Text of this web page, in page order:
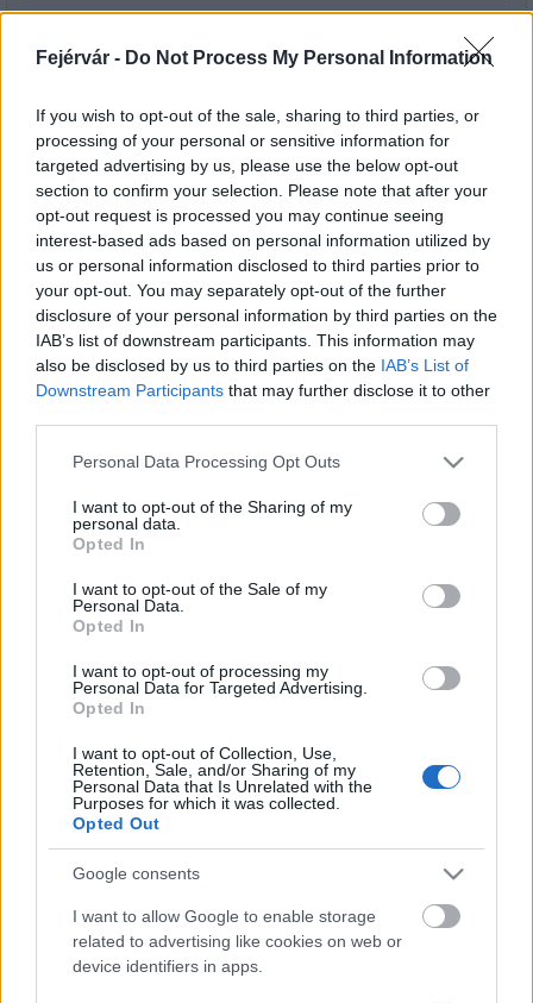
Fejérvár - Do Not Process My Personal Information
If you wish to opt-out of the sale, sharing to third parties, or
processing of your personal or sensitive information for
targeted advertising by us, please use the below opt-out
section to confirm your selection. Please note that after your
opt-out request is processed you may continue seeing
interest-based ads based on personal information utilized by
us or personal information disclosed to third parties prior to
your opt-out. You may separately opt-out of the further
disclosure of your personal information by third parties on the
IAB’s list of downstream participants. This information may
also be disclosed by us to third parties on the IAB’s List of
Downstream Participants that may further disclose it to other
Please note that this website/app uses one or more Google
not limited to your visit or usage behaviour. You may click to
grant or deny consent to Google and its third-party tags to
use your data for below specified purposes in below Google
consent section.
Personal Data Processing Opt Outs
I want to opt-out of the Sharing of my
personal data.
Opted In
I want to opt-out of the Sale of my
Personal Data.
Opted In
I want to opt-out of processing my
Personal Data for Targeted Advertising.
Opted In
I want to opt-out of Collection, Use,
Retention, Sale, and/or Sharing of my
Personal Data that Is Unrelated with the
Purposes for which it was collected.
Opted Out
Google consents
I want to allow Google to enable storage
related to advertising like cookies on web or
device identifiers in apps.
szabályzatot!
LEGFRISSEBB
Országos hírek
Megérkezett az eső a Duna vízgyűjtőjére
Aktuális
Paks II.: Mit jelent az 5. blokk új
árnyékában?
másodfokúra csökken a riasztás
HIRDETÉS